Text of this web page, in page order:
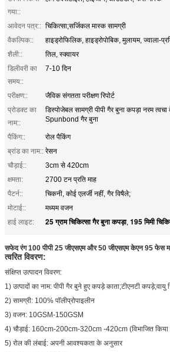
गया::
आवेदन पत्र:: चिकित्सा;सर्जिकल मास्क सामग्री
वैकल्पिक::
हाइड्रोफिलिक, हाइड्रोपोबिक, मुलायम, ज्वाला-
शैली::
तिल, स्क्वायर
डिलीवरी का
समय::
7-10 दिन
परीक्षण::
जैविक संगतता परीक्षण रिपोर्ट
प्रोडक्ट का
नाम::
डिस्पोजेबल सामग्री पीपी गैर बुना कपड़ा नरम
Spunbond गैर बुना
पैकिंग::
रोल पैकिंग
ब्रांड का नाम:: रेसन
चौड़ाई::
3cm से 420cm
क्षमता:
2700 टन प्रति माह
पैटर्न::
चिकनी, कोई एलर्जी नहीं, गैर विषैले;
मोटाई::
मध्यम वजन
हाई लाइट:
25 ग्राम चिकित्सा गैर बुना कपड़ा, 195 मिमी
सफेद रंग 100 पीपी 25 जीएसएम और 50 जीएसएम केएन 95 फेस
त्वरित विवरण:
संक्षिप्त उत्पादन विवरण:
1) उत्पादों का नाम: पीपी गैर बुने हुए कपड़े काता;टीएनटी कपड़े;वायु
2) सामग्री: 100% पॉलीप्रोपाइलीन
3) वजन: 10GSM-150GSM
4) चौड़ाई: 160cm-200cm-320cm -420cm (विभाजित
5) रोल की लंबाई: अपनी आवश्यकता के अनुसार